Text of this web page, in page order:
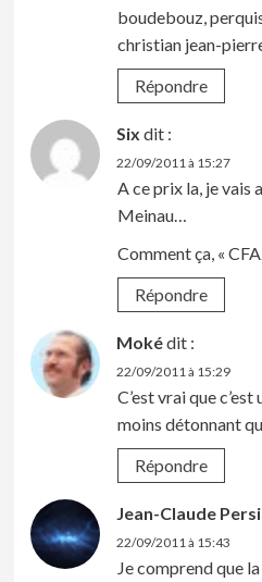
boudebouz,
christian jean-
Répondre
Six dit :
22/09/2011 à 15:27
A ce prix la, je vais
Meinau…
Comment ça, «
Répondre
Mokédit :
22/09/2011 à 15:29
C’est vrai que
moins détonnant
Répondre
Jean-Claude
22/09/2011 à 15:43
Je comprend que